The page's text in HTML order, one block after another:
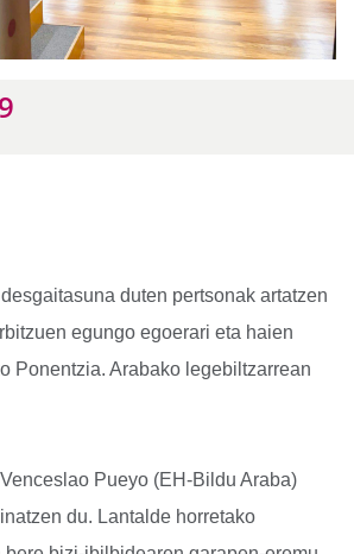
duten pertsonak artatzen
egungo egoerari eta haien
Ponentzia. Arabako legebiltzarrean
Pueyo (EH-Bildu Araba)
du. Lantalde horretako